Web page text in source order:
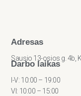
Adresas
Sausio 13-osios g. 4b,
Darbo laikas
I-V: 10:00 – 19:00
VI: 10:00 – 15:00